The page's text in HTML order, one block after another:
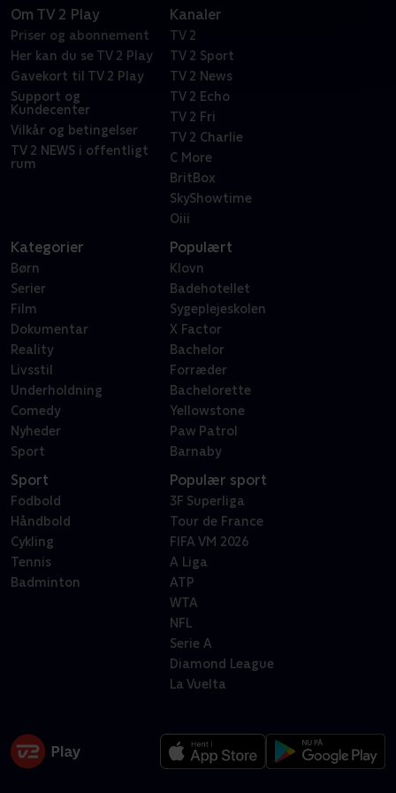
Om TV 2 Play
Priser og abonnement
Her kan du se TV 2 Play
Gavekort til TV 2 Play
Support og
Kundecenter
Vilkår og betingelser
TV 2 NEWS i offentligt
rum
Kanaler
TV 2
TV 2 Sport
TV 2 News
TV 2 Echo
TV 2 Fri
TV 2 Charlie
C More
BritBox
SkyShowtime
Oiii
Kategorier
Børn
Serier
Film
Dokumentar
Reality
Livsstil
Underholdning
Comedy
Nyheder
Sport
Populært
Klovn
Badehotellet
Sygeplejeskolen
X Factor
Bachelor
Forræder
Bachelorette
Yellowstone
Paw Patrol
Barnaby
Sport
Fodbold
Håndbold
Cykling
Tennis
Badminton
Populær sport
3F Superliga
Tour de France
FIFA VM 2026
A Liga
ATP
WTA
NFL
Serie A
Diamond League
La Vuelta